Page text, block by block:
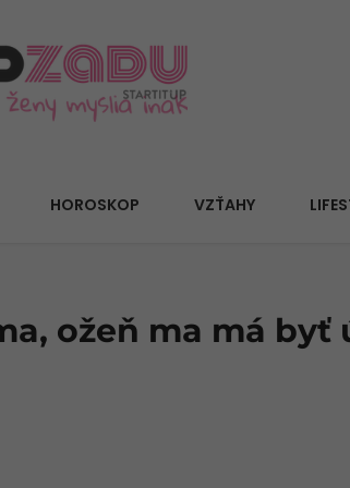
HOROSKOP VZŤAHY
ožeň ma má byť